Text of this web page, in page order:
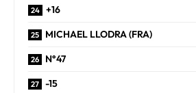
+16
MICHAEL LLODRA (FRA)
N°47
-15